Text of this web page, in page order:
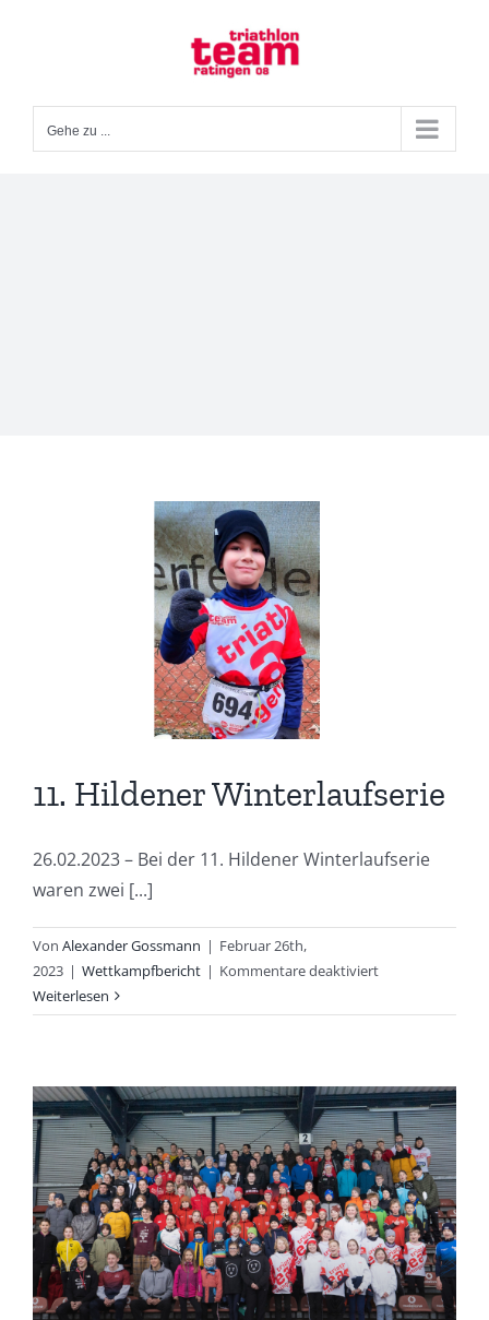
Gehe zu ...
11. Hildener Winterlaufserie
26.02.2023 – Bei der 11. Hildener Winterlaufserie
waren zwei [...]
Von Alexander Gossmann | Februar 26th,
2023 | Wettkampfbericht | Kommentare deaktiviertfür
Hildener
Weiterlesen